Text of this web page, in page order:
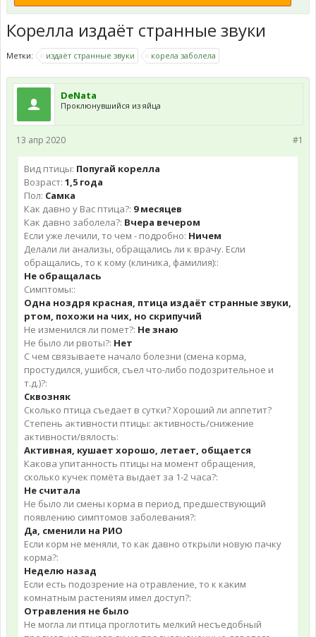
Корелла издаёт странные звуки
Метки: издаёт странные звуки корела заболела
DeNata
Проклюнувшийся из яйца
#1
13 апр 2020
Вид птицы: Попугай корелла
Возраст: 1,5 года
Пол: Самка
Как давно у Вас птица?: 9 месяцев
Как давно заболела?: Вчера вечером
Если уже лечили, то чем - подробно: Ничем
Делали ли анализы, обращались ли к врачу. Если
обращались, то к кому (клиника, фамилия)::
Не обращалась
Симптомы::
Одна ноздря красная, птица издаёт странные звуки,
ртом, похожи на чих, но скрипучий
Не изменился ли помет?: Не знаю
Не было ли рвоты?: Нет
С чем связываете начало болезни (смена корма,
простудился, ушибся, съел что-либо подозрительное и
т.д.)?:
Сквозняк
Сколько птица съедает в сутки? Хороший ли аппетит?
Степень активности птицы: активность/снижение
активности/вялость:
Активная, кушает хорошо, летает, общается
Какова упитанность птицы на момент обращения,
сколько кучек помёта выдает за 1-2 часа?:
Не считала
Не было ли смены корма в период, предшествующий
появлению симптомов заболевания?:
Да, сменили на РИО
Если корм не меняли, то как давно открыли новую пачку
корма?:
Неделю назад
Если есть подозрение на отравление, то к каким
комнатным растениям имел доступ?:
Отравления не было
Не могла ли птица проглотить мелкий несъедобный